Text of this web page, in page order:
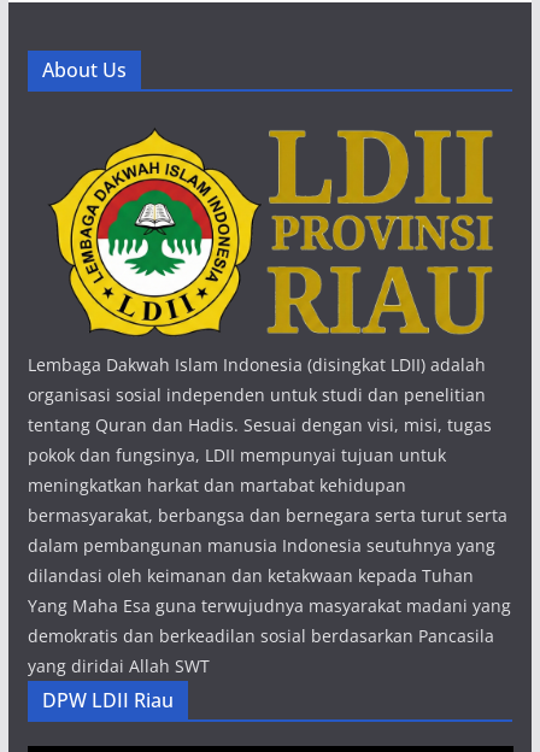
About Us
Lembaga Dakwah Islam Indonesia (disingkat LDII) adalah
organisasi sosial independen untuk studi dan penelitian
tentang Quran dan Hadis. Sesuai dengan visi, misi, tugas
pokok dan fungsinya, LDII mempunyai tujuan untuk
meningkatkan harkat dan martabat kehidupan
bermasyarakat, berbangsa dan bernegara serta turut serta
dalam pembangunan manusia Indonesia seutuhnya yang
dilandasi oleh keimanan dan ketakwaan kepada Tuhan
Yang Maha Esa guna terwujudnya masyarakat madani yang
demokratis dan berkeadilan sosial berdasarkan Pancasila
yang diridai Allah SWT
DPW LDII Riau